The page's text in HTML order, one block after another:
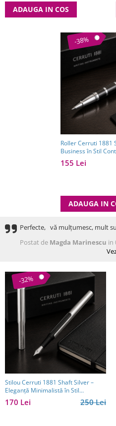
ADAUGA IN COS
-38%
Roller Cerruti 1881
Business în Stil
155 Lei
ADAUGA IN
Perfecte, vă mulțumesc, mult
Postat de Magda Marinescu in
-32%
Stilou Cerruti 1881 Shaft Silver –
Eleganță Minimalistă în Stil
Executive
250 Lei
170 Lei